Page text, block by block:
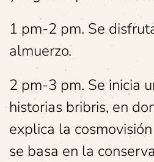
1 pm-2 pm. Se
almuerzo.
2 pm-3 pm. Se inicia
historias bribris, en
explica la
se basa en la